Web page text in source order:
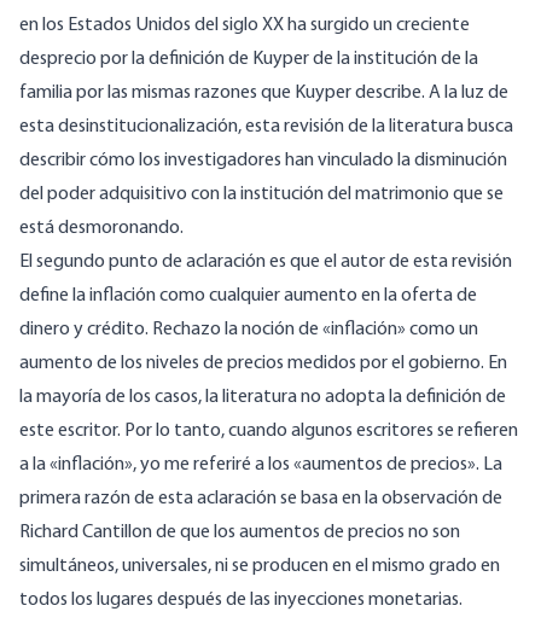
en los Estados Unidos del siglo XX ha surgido un creciente
desprecio por la definición de Kuyper de la institución de la
familia por las mismas razones que Kuyper describe. A la luz de
esta desinstitucionalización, esta revisión de la literatura busca
describir cómo los investigadores han vinculado la disminución
del poder adquisitivo con la institución del matrimonio que se
está desmoronando.
El segundo punto de aclaración es que el autor de esta revisión
define la inflación como cualquier aumento en la oferta de
dinero y crédito. Rechazo la noción de «inflación» como un
aumento de los niveles de precios medidos por el gobierno. En
la mayoría de los casos, la literatura no adopta la definición de
este escritor. Por lo tanto, cuando algunos escritores se refieren
a la «inflación», yo me referiré a los «aumentos de precios». La
primera razón de esta aclaración se basa en la observación de
Richard Cantillon de que los aumentos de precios no son
simultáneos, universales, ni se producen en el mismo grado en
todos los lugares después de las inyecciones monetarias.